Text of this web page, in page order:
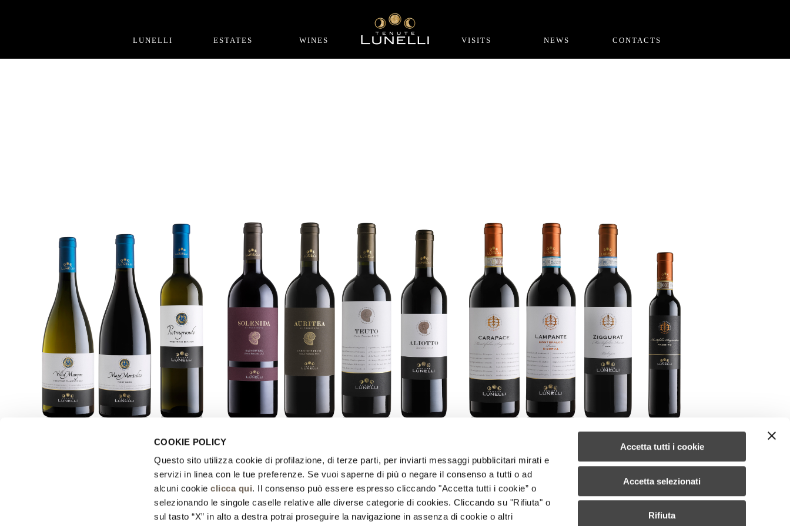
COOKIE POLICY
Questo sito utilizza cookie di profilazione, di terze parti, per inviarti messaggi pubblicitari mirati e
servizi in linea con le tue preferenze. Se vuoi saperne di più o negare il consenso a tutti o ad
alcuni cookieclicca qui. Il consenso può essere espresso cliccando "Accetta tutti i cookie” o
selezionando le singole caselle relative alle diverse categorie di cookies. Cliccando su "Rifiuta" o
sul tasto “X” in alto a destra potrai proseguire la navigazione in assenza di cookie o altri
Accetta tutti i cookie
Accetta selezionati
Rifiuta
LUNELLI ESTATES WINES VISITS NEWS CONTACTS